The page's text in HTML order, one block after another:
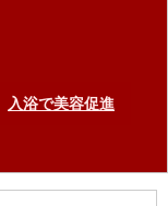
入浴で美容促進